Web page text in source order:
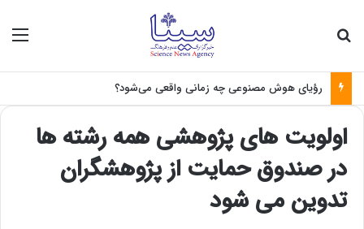
رؤیای هوش مصنوعی چه زمانی واقعی می‌شود؟
اولویت های پژوهشی همه رشته ها
در صندوق حمایت از پژوهشگران
تدوین می شود